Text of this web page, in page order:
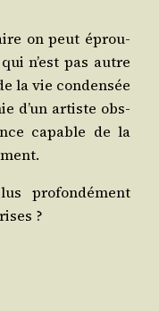
on peut éprou­
n’est pas autre
la vie conden­sée
d’un artiste obs­
capable de la
pro­fon­dé­ment
?